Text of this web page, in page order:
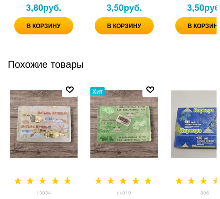
3,80руб.
В КОРЗИНУ
3,50руб.
В КОРЗИНУ
3,50
В
Похожие товары
13034
Хит
m-010 806